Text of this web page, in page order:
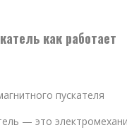
как работает
пускателя
— это